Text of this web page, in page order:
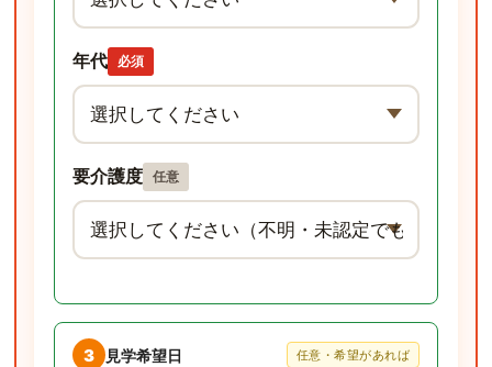
年代 必須
要介護度 任意
3 見学希望日 任意・希望があれば